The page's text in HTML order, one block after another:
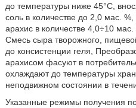
до температуры ниже 45°С,
соль в количестве до 2,0 мас.
арахис в количестве 4,0÷10
Смесь сыра творожного,
до консистенции геля,
арахисом фасуют в
охлаждают до температуры
неподвижном состоянии в
Указанные режимы получения